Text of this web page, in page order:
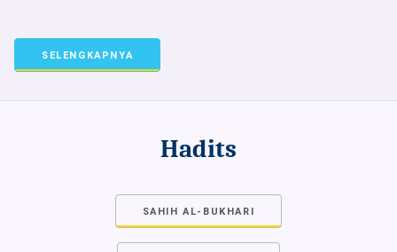
SELENGKAPNYA
Hadits
SAHIH AL-BUKHARI